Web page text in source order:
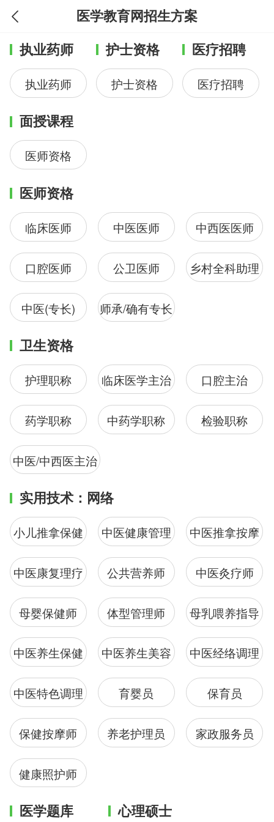
医学教育网招生方案
执业药师
执业药师
护士资格
护士资格
医疗招聘
医疗招聘
面授课程
医师资格
医师资格
临床医师 中医医师 中西医医师
口腔医师 公卫医师 乡村全科助理
中医(专长) 师承/确有专长
卫生资格
护理职称 临床医学主治 口腔主治
药学职称 中药学职称 检验职称
中医/中西医主治
实用技术：网络
小儿推拿保健 中医健康管理 中医推拿按摩
中医康复理疗 公共营养师 中医灸疗师
母婴保健师 体型管理师 母乳喂养指导
中医养生保健 中医养生美容 中医经络调理
中医特色调理 育婴员 保育员
保健按摩师 养老护理员 家政服务员
健康照护师
医学题库 心理硕士